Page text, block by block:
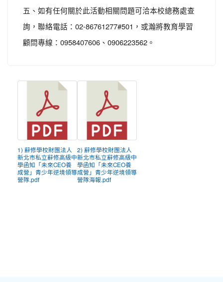
五、如有任何關於此活動相關問題可洽本校總務處查
詢，聯絡電話：02-86761277#501，或瀚將教育學習
顧問專線：0958407606、0906223562。
1) 辭修學校財團法人
新北市私立辭修高級中
學函知「未來CEO養
成營」青少年逆境領導
營隊.pdf
2) 辭修學校財團法人
新北市私立辭修高級中
學函知「未來CEO養
成營」青少年逆境領導
營隊海報.pdf